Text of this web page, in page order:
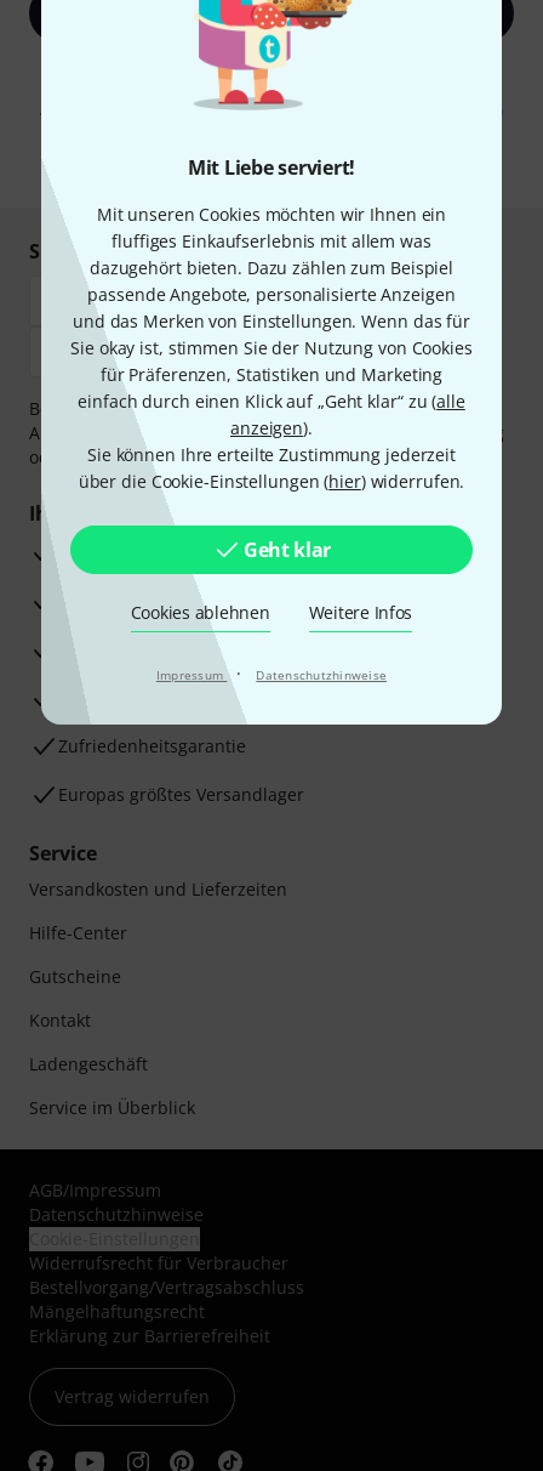
Mit Liebe serviert!
Mit unseren Cookies möchten wir Ihnen ein
fluffiges Einkaufserlebnis mit allem was
dazugehört bieten. Dazu zählen zum Beispiel
passende Angebote, personalisierte Anzeigen
und das Merken von Einstellungen. Wenn das für
Sie okay ist, stimmen Sie der Nutzung von Cookies
für Präferenzen, Statistiken und Marketing
einfach durch einen Klick auf „Geht klar“ zu (alle
anzeigen).
Sie können Ihre erteilte Zustimmung jederzeit
über die Cookie-Einstellungen (hier) widerrufen.
Geht klar
Cookies ablehnen Weitere Infos
Impressum · Datenschutzhinweise
Jetzt anmelden
Mit Klick auf „Jetzt anmelden“ stimmen Sie dem Erhalt von E-Mail-
Werbung und einer Messung des E-Mail-Nutzungsverhaltens zu. Die
Abmeldung ist jederzeit möglich. Weitere Informationen finden Sie in
* Pflichtfeld
Sicher einkaufen & bezahlen
Bezahlen Sie vertraulich und sicher per Vorkasse, PayPal,
Amazon Pay, Klarna Sofort bezahlen
Klarna Ratenzahlung
oder Kreditkarte.
Ihre Vorteile
3 Jahre Thomann Garantie
30 Tage Money-Back-Garantie
Beratung durch Fachexperten
Zufriedenheitsgarantie
Europas größtes Versandlager
Service
Versandkosten und Lieferzeiten
Hilfe-Center
Gutscheine
Kontakt
Ladengeschäft
Service im Überblick
AGB/Impressum
Datenschutzhinweise
Widerrufsrecht für Verbraucher
Bestellvorgang/Vertragsabschluss
Mängelhaftungsrecht
Erklärung zur Barrierefreiheit
Vertrag widerrufen